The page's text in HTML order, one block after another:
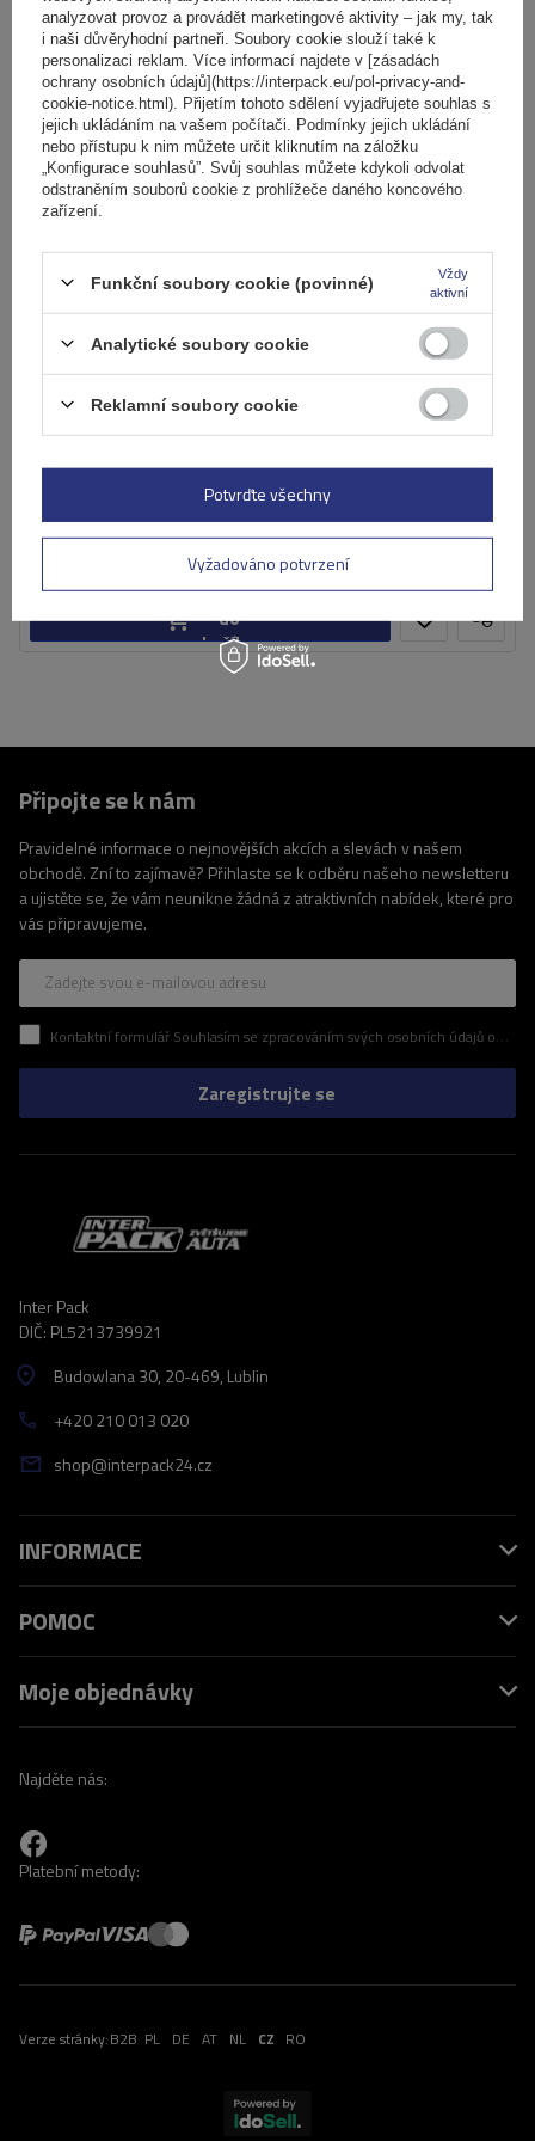
Elektrokolo Peruzzo Firenze 2 - nosič kol na zadní
výklopné dveře
Počet jízdních kol:
2
Maximální hmotnost jízdního kola:
22,5 kg
Nosnost nosiče jízdních kol:
45 kg
kompatibilní s elektrokoly
hliníková konstrukce
5 229,00 Kčs DPH
Produkt dostupný ve velkém množství Již nyní zašleme
Přidat
do
košíku
Připojte se k nám
Pravidelné informace o nejnovějších akcích a slevách v našem
obchodě. Zní to zajímavě? Přihlaste se k odběru našeho newsletteru
a ujistěte se, že vám neunikne žádná z atraktivních nabídek, které pro
vás připravujeme.
Zadejte svou e-mailovou adresu
Kontaktní formulář Souhlasím se zpracováním svých osobních údajů obsažených v kontaktním formuláři v souladu s nařízením Evropského parlamentu a Rady (EU)
Zaregistrujte se
Inter Pack
DIČ: PL5213739921
Budowlana 30, 20-469, Lublin
+420 210 013 020
shop@interpack24.cz
INFORMACE
POMOC
Moje objednávky
Najděte nás:
Platební metody:
Verze stránky:B2B PL DE AT NL CZ RO
analyzovat provoz a provádět marketingové aktivity – jak my, tak
i naši důvěryhodní partneři. Soubory cookie slouží také k
personalizaci reklam. Více informací najdete v [zásadách
ochrany osobních údajů](https://interpack.eu/pol-privacy-and-
cookie-notice.html). Přijetím tohoto sdělení vyjadřujete souhlas s
jejich ukládáním na vašem počítači. Podmínky jejich ukládání
nebo přístupu k nim můžete určit kliknutím na záložku
„Konfigurace souhlasů”. Svůj souhlas můžete kdykoli odvolat
odstraněním souborů cookie z prohlížeče daného koncového
zařízení.
Funkční soubory cookie (povinné)
Vždy
aktivní
Analytické soubory cookie
Reklamní soubory cookie
Vyžadováno potvrzení
Potvrďte všechny